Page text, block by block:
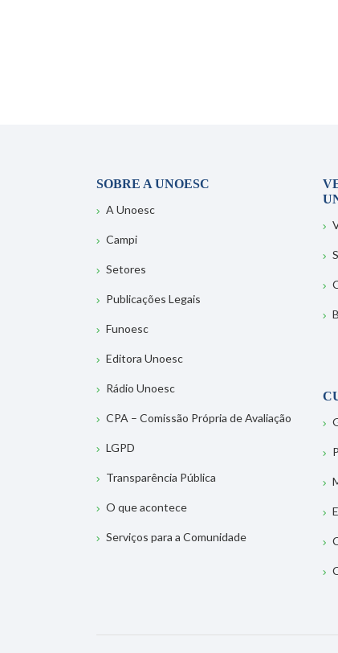
SOBRE A UNOESC
A Unoesc
Campi
Setores
Publicações Legais
Funoesc
Editora Unoesc
Rádio Unoesc
CPA – Comissão Própria de Avaliação
LGPD
Transparência Pública
O que acontece
Serviços para a Comunidade